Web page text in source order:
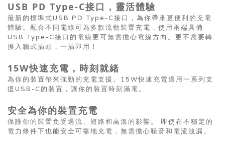
USB PD Type-C接口，靈活體驗
最新的標準式USB PD Type-C接口，為你帶來更便利的充電
體驗。配合不同電線可為多款流動裝置充電，使用兩端具備
USB Type-C接口的電線更可無需擔心電線方向。更不需要轉
換入牆式插頭，一插即用！
15W快速充電，時刻就緒
為你的裝置帶來強勁的充電支援。15W快速充電適用一系列支
援USB-C的裝置，讓你的裝置時刻滿電。
安全為你的裝置充電
保護你的裝置免受過流、短路和高溫的影響。 即使在不穩定的
電力條件下也能安全可靠地充電，無需擔心噪音和電流洩漏。